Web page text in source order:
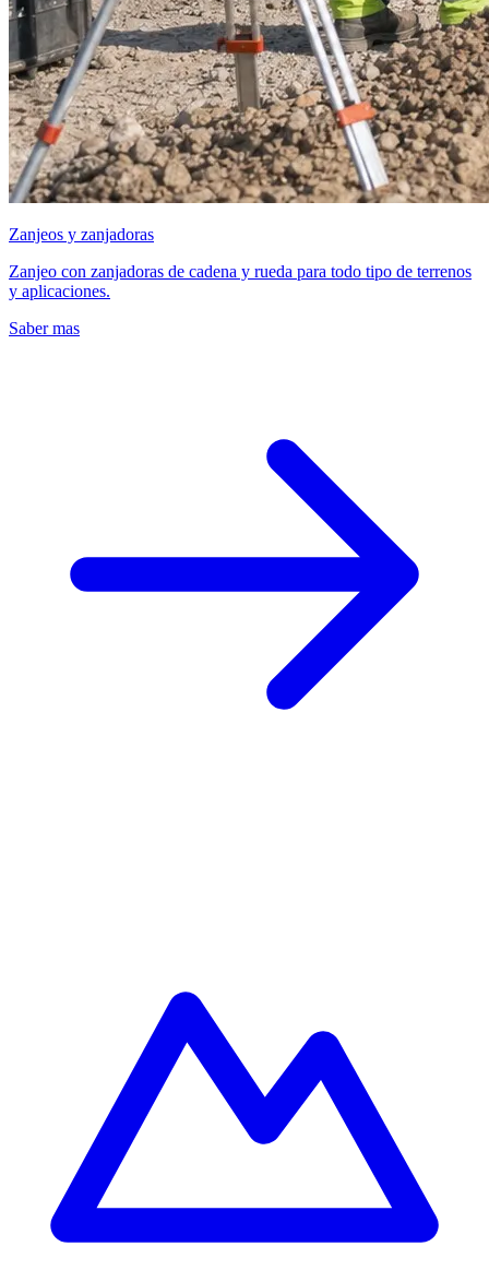
Zanjeos y zanjadoras
Zanjeo con zanjadoras de cadena y rueda para todo tipo de terrenos
y aplicaciones.
Saber mas